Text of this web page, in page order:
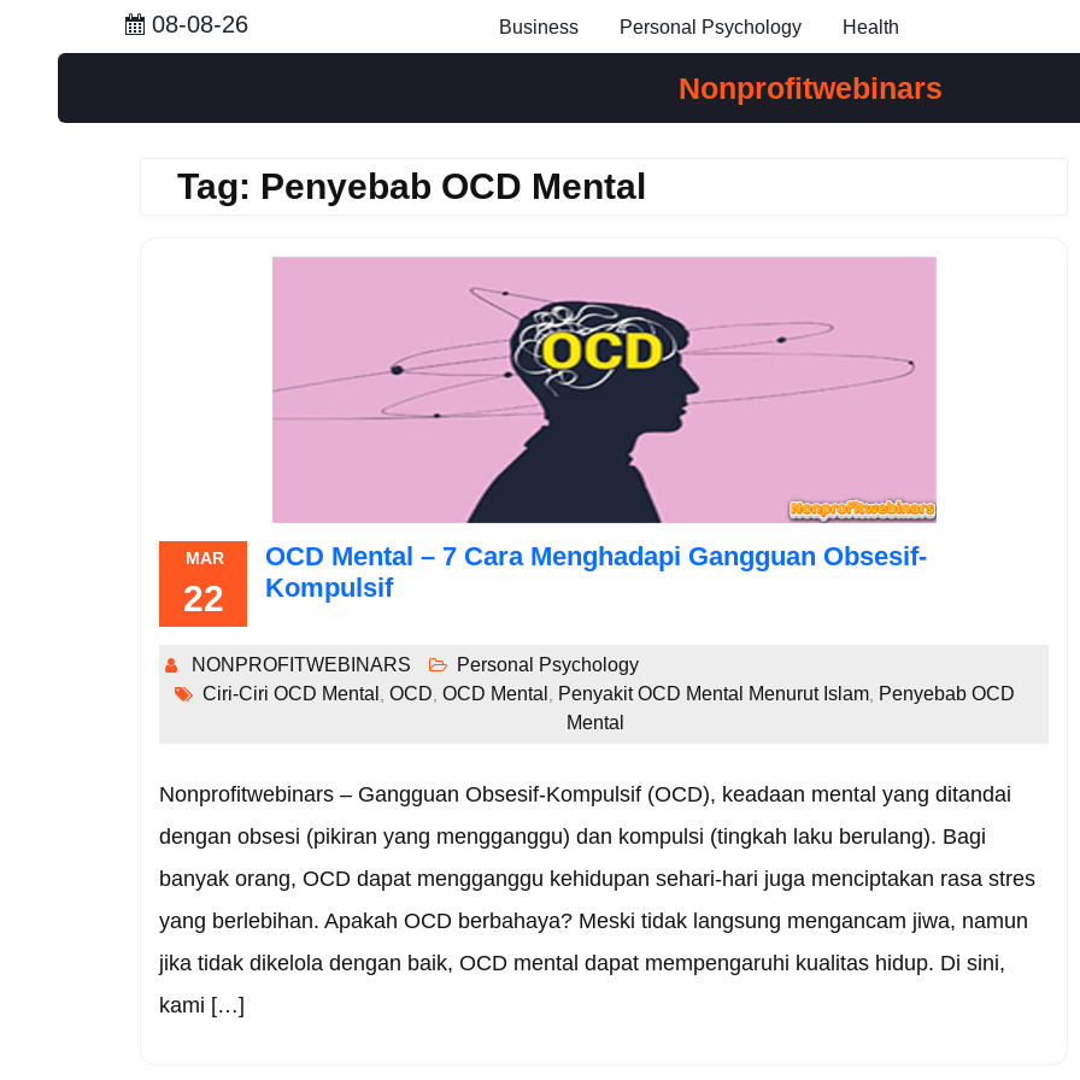
08-08-26 Business Personal Psychology Health
Nonprofitwebinars
Tag: Penyebab OCD Mental
MAR
22
OCD Mental – 7 Cara Menghadapi Gangguan Obsesif-
Kompulsif
NONPROFITWEBINARS
Personal Psychology
Ciri-Ciri OCD Mental
OCD OCD Mental Penyakit OCD Mental Menurut Islam Penyebab OCD
Mental
Nonprofitwebinars – Gangguan Obsesif-Kompulsif (OCD), keadaan mental yang ditandai
dengan obsesi (pikiran yang mengganggu) dan kompulsi (tingkah laku berulang). Bagi
banyak orang, OCD dapat mengganggu kehidupan sehari-hari juga menciptakan rasa stres
yang berlebihan. Apakah OCD berbahaya? Meski tidak langsung mengancam jiwa, namun
jika tidak dikelola dengan baik, OCD mental dapat mempengaruhi kualitas hidup. Di sini,
kami […]